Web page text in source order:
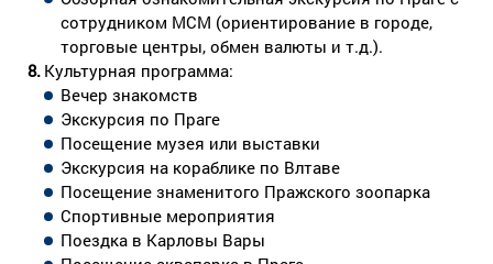
сотрудником МСМ (ориентирование в городе,
торговые центры, обмен валюты и т.д.).
Культурная программа:
Вечер знакомств
Экскурсия по Праге
Посещение музея или выставки
Экскурсия на кораблике по Влтаве
Посещение знаменитого Пражского зоопарка
Спортивные мероприятия
Поездка в Карловы Вары